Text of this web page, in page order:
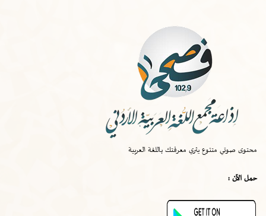
محتوى صوتي متنوع يثري معرفتك باللغة العربية
حمل الآن :
الخميس
صواب
قصة اختراع